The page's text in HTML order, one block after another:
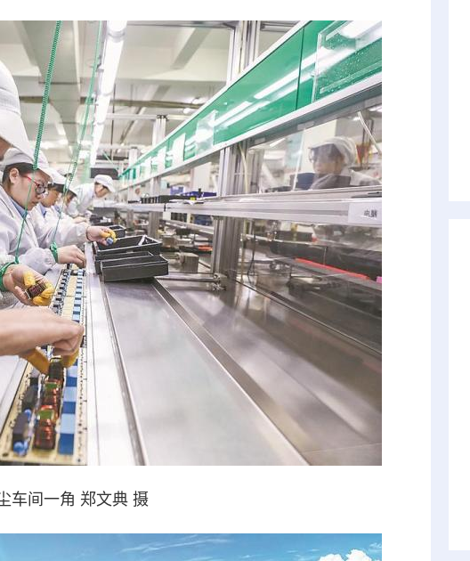
车间一角 郑文典 摄